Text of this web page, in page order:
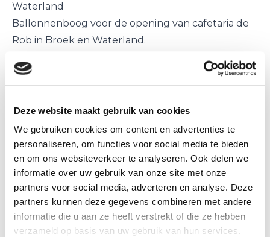
Deze website maakt gebruik van cookies
We gebruiken cookies om content en advertenties te
personaliseren, om functies voor social media te bieden
en om ons websiteverkeer te analyseren. Ook delen we
informatie over uw gebruik van onze site met onze
partners voor social media, adverteren en analyse. Deze
partners kunnen deze gegevens combineren met andere
informatie die u aan ze heeft verstrekt of die ze hebben
verzameld op basis van uw gebruik van hun services.
Waterland
Ballonnenboog voor de opening van cafetaria de
Rob in Broek en Waterland.
mocht Ballonnenpartners een feestelijke
Cafetaria de Rob is nu uitgegroeid tot een plek
voor de lekkerste snacks maar ook voor de
gezonde hapjes.
Naast dit geheel is er ook een catering met de
meest uiteenlopend gerechten.
Van overheerlijke salades, borrelhapjes, luxe vlees
en wild gerechten.
Dit verzorgen ze voor divers gelegenheden zoals